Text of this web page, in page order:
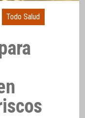
Todo Salud